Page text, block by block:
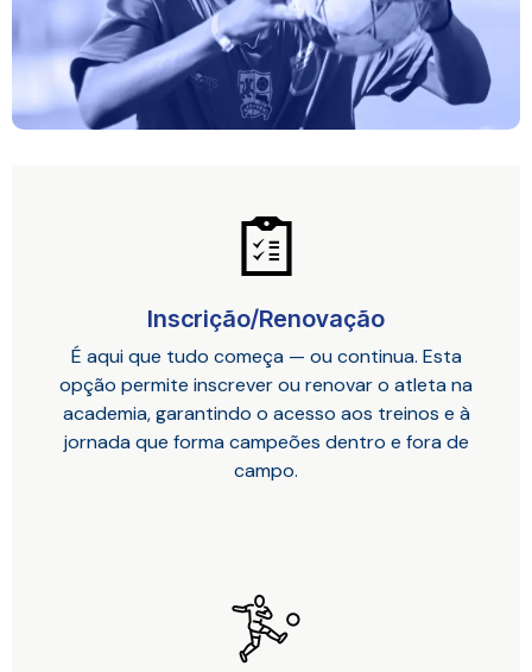
Inscrição/Renovação
É aqui que tudo começa — ou continua. Esta
opção permite inscrever ou renovar o atleta na
academia, garantindo o acesso aos treinos e à
jornada que forma campeões dentro e fora de
campo.